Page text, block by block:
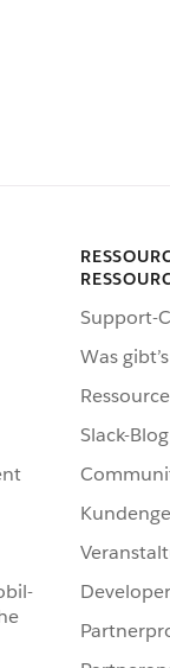
Support-
Was
Slack-Blog